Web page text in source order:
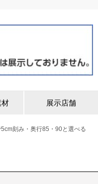
材 展示店舗
刻み・奥行85・90と選べる